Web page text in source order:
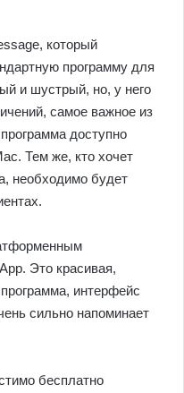
который
программу для
и шустрый, но, у него
самое важное из
доступно
Тем же, кто хочет
необходимо будет
Это красивая,
интерфейс
сильно напоминает
бесплатно